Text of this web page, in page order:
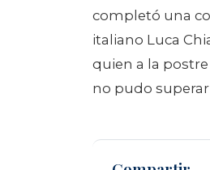
completó una
italiano Luca
quien a la
no pudo superar